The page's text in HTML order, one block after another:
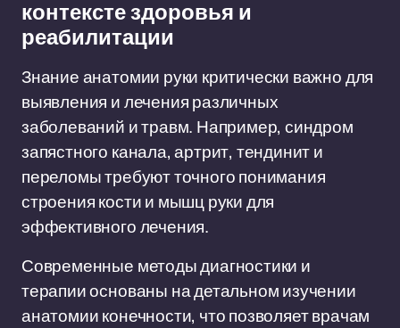
контексте здоровья и
реабилитации
Знание анатомии руки критически важно для
выявления и лечения различных
заболеваний и травм. Например, синдром
запястного канала, артрит, тендинит и
переломы требуют точного понимания
строения кости и мышц руки для
эффективного лечения.
Современные методы диагностики и
терапии основаны на детальном изучении
анатомии конечности, что позволяет врачам